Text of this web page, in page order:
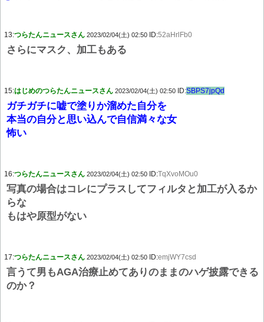
13:つらたんニュースさん 2023/02/04(土) 02:50 ID:52aHrlFb0
さらにマスク、加工もある
15:はじめのつらたんニュースさん 2023/02/04(土) 02:50 ID:SBPS7jpQd
ガチガチに嘘で塗りか溜めた自分を
本当の自分と思い込んで自信満々な女
怖い
16:つらたんニュースさん 2023/02/04(土) 02:50 ID:TqXvoMOu0
写真の場合はコレにプラスしてフィルタと加工が入るか
らな
もはや原型がない
17:つらたんニュースさん 2023/02/04(土) 02:50 ID:emjWY7csd
言うて男もAGA治療止めてありのままのハゲ披露できる
のか？